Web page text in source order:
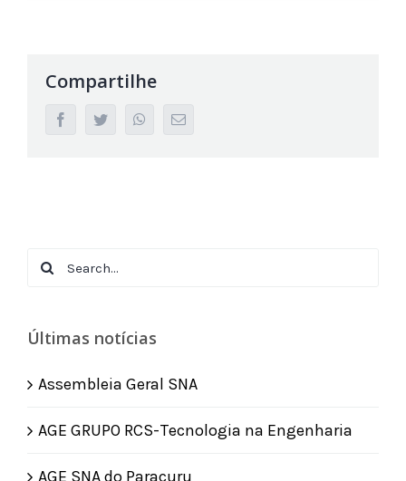
Compartilhe
facebooktwitter whatsappEmail
Search
Últimas notícias
Assembleia Geral SNA
AGE GRUPO RCS-Tecnologia na Engenharia
AGE SNA do Paracuru